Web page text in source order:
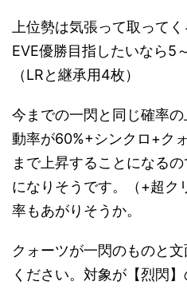
上位勢は気張って取って
EVE優勝目指したいなら5
（LRと継承用4枚）
今までの一閃と同じ確率
動率が60%+シンクロ+ク
まで上昇することになる
になりそうです。（+超ク
率もあがりそうか。
クォーツが一閃のものと
ください。対象が【烈閃】